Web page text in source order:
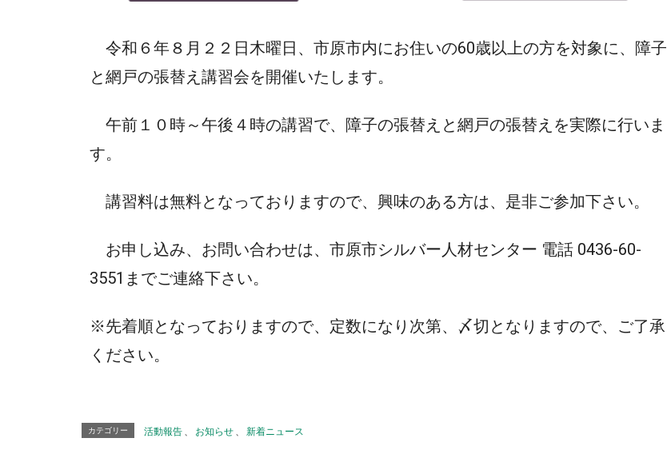
令和６年８月２２日木曜日、市原市内にお住いの60歳以上の方を対象に、障子
と網戸の張替え講習会を開催いたします。
午前１０時～午後４時の講習で、障子の張替えと網戸の張替えを実際に行いま
す。
講習料は無料となっておりますので、興味のある方は、是非ご参加下さい。
お申し込み、お問い合わせは、市原市シルバー人材センター 電話 0436-60-
3551までご連絡下さい。
※先着順となっておりますので、定数になり次第、〆切となりますので、ご了承
ください。
カテゴリー 活動報告 、 お知らせ 、 新着ニュース